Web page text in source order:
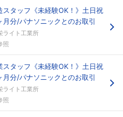
スタッフ《未経験OK！》土日祝
分/パナソニックとのお取引
ライト工業所
照
スタッフ《未経験OK！》土日祝
分/パナソニックとのお取引
ライト工業所
照